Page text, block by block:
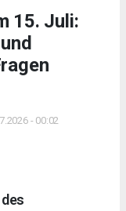
15. Juli:
- 00:02